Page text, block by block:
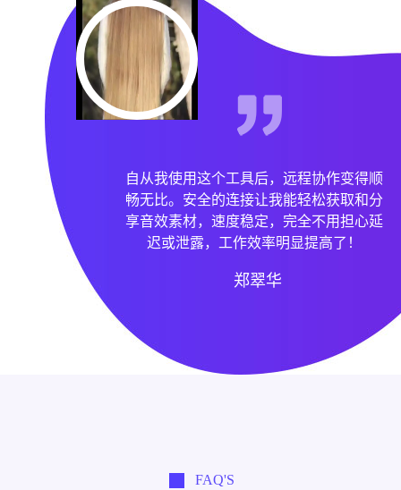
自从我使用这个工具后，远程协作变得顺
畅无比。安全的连接让我能轻松获取和分
享音效素材，速度稳定，完全不用担心延
迟或泄露，工作效率明显提高了！
郑翠华
FAQ'S